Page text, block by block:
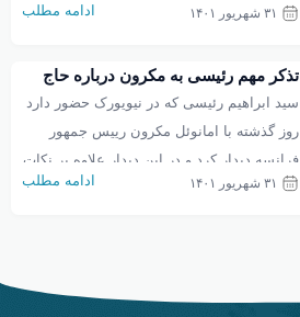
توطئه‌آمیز آنها علیه تاسیسات هسته‌ای ایران
که مشابه آنها قبلاً رسیدگی و بی‌اساس بودن
آنها از زبان آژانس اعلام شده است، صرفاً
بهانه‌تراشی سیاسی برای به […]
۳۱ شهریور ۱۴۰۱ ادامه مطلب
تذکر مهم رئیسی به مکرون درباره حاج
قاسم سلیمانی
سید ابراهیم رئیسی که در نیویورک حضور دارد
روز گذشته با امانوئل مکرون رییس جمهور
فرانسه دیدار کرد و در این دیدار علاوه بر نکات
مهم درباره مسایل روز و پرونده هسته ای یک
۳۱ شهریور ۱۴۰۱ ادامه مطلب